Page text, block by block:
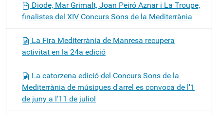
Diode, Mar Grimalt, Joan Peiró Aznar i La Troupe,
finalistes del XIV Concurs Sons de la Mediterrània
La Fira Mediterrània de Manresa recupera
activitat en la 24a edició
La catorzena edició del Concurs Sons de la
Mediterrània de músiques d'arrel es convoca de l'1
de juny a l’11 de juliol